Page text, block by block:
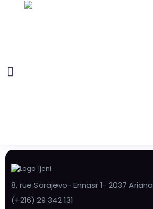
8, rue Sarajevo- Ennasr 1- 2037 Ariana
(+216) 29 342 131